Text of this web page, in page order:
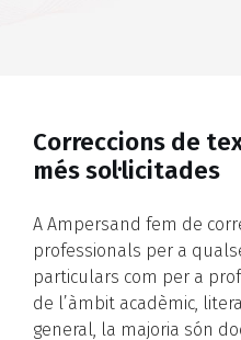
Correccions de
més sol·licitades
A Ampersand fem de
professionals per a
particulars com per a
de l’àmbit acadèmic,
general, la majoria són